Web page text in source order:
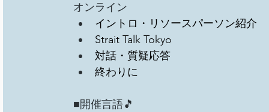
オンライン
イントロ・リソースパーソン紹介
Strait Talk Tokyo
対話・質疑応答
終わりに
■開催言語🎵